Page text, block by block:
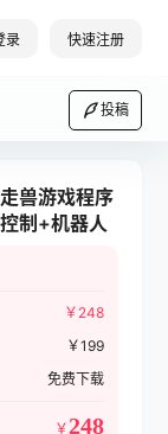
录 快速注册
投稿
兽游戏程序
制+机器人
￥ 248
￥199
免费下载
￥248